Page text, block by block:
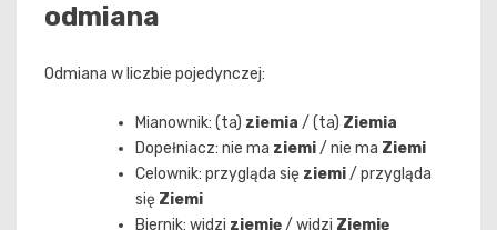
odmiana
Odmiana w liczbie pojedynczej:
Mianownik: (ta) ziemia / (ta) Ziemia
Dopełniacz: nie ma ziemi/ nie ma Ziemi
Celownik: przygląda się ziemi/ przygląda
się Ziemi
Biernik: widzi ziemię/ widzi Ziemię